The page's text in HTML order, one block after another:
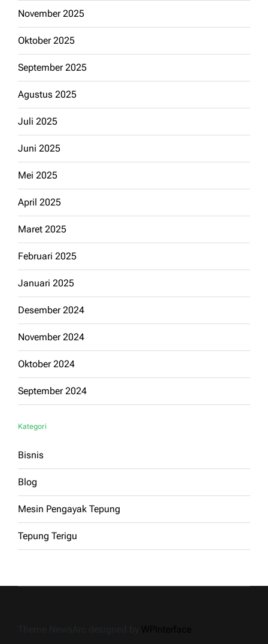
November 2025
Oktober 2025
September 2025
Agustus 2025
Juli 2025
Juni 2025
Mei 2025
April 2025
Maret 2025
Februari 2025
Januari 2025
Desember 2024
November 2024
Oktober 2024
September 2024
Kategori
Bisnis
Blog
Mesin Pengayak Tepung
Tepung Terigu